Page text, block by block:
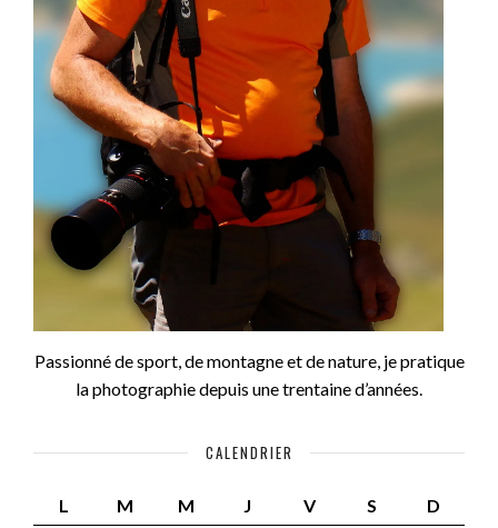
Passionné de sport, de montagne et de nature, je pratique
la photographie depuis une trentaine d’années.
CALENDRIER
L M M J V S
D